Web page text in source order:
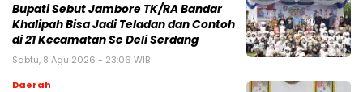
Bupati Sebut Jambore TK/RA Bandar
Khalipah Bisa Jadi Teladan dan Contoh
di 21 Kecamatan Se Deli Serdang
Sabtu, 8 Agu 2026 - 23:06 WIB
Daerah